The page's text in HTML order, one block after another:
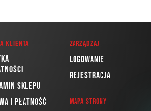
klienta
sklepu
i płatność
Zarządzaj
Logowanie
Rejestracja
Mapa strony